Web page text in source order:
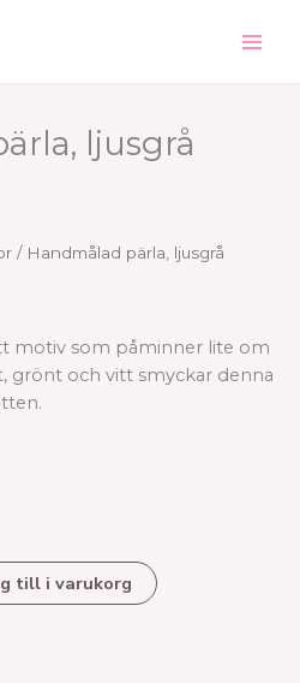
ljusgrå
/ Handmålad pärla, ljusgrå
motiv som påminner lite om
grönt och vitt smyckar denna
till i varukorg